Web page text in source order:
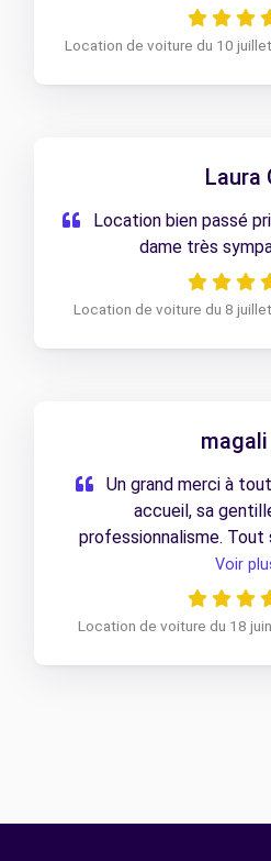
Location de voiture du 10
Laura
Location bien passé
dame très
Location de voiture du 8
magali
Un grand merci à
accueil, sa
professionnalisme.
déroulé et nous avons
tout au long de la prise en
qualité que je
Voir
Location de voiture du 18